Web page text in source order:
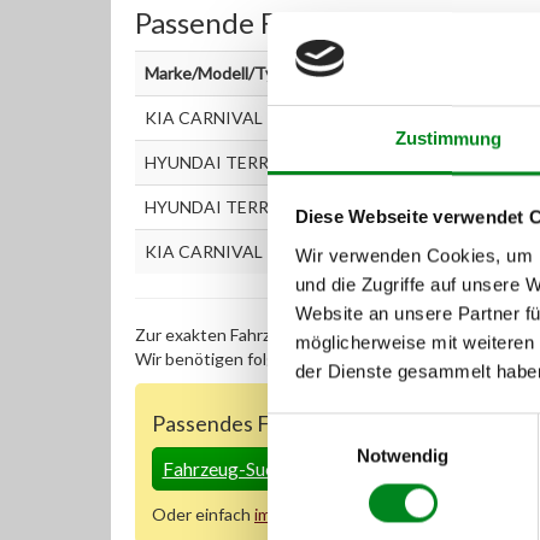
Zustimmung
Diese Webseite verwendet
Wir verwenden Cookies,
und die Zugriffe auf unsere
Website an unsere Partner
möglicherweise mit
der Dienste gesammelt
Einwilligungsauswahl
Notwendig
Passende Fahrzeuge:
Marke/Modell/Typ
KIA CARNIVAL II (GQ) 2.9 CRDi
HYUNDAI TERRACAN (HP) 2.9 CRDi
HYUNDAI TERRACAN (HP) 2.9 CRDi 4WD
KIA CARNIVAL II (GQ) 2.9 TD
Zur exakten Fahrzeug-Identifizierung können Sie
Wir benötigen folgende Fahrzeugdaten:
Passendes Fahrzeug nicht dabei?
Fahrzeug-Suche für AT-Einspritzpumpen
Oder einfach im Chat nachfragen.